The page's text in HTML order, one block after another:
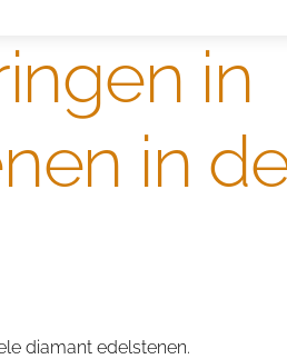
in
in
diamant edelstenen.